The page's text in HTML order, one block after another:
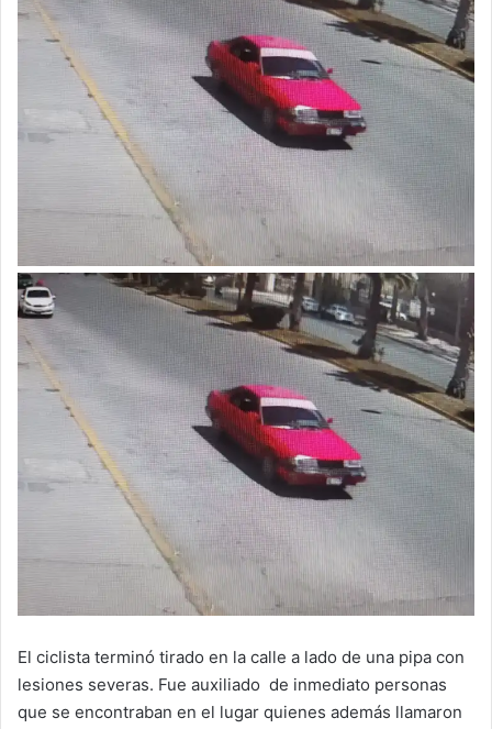
El ciclista terminó tirado en la calle a lado de una pipa con
lesiones severas. Fue auxiliado de inmediato personas
que se encontraban en el lugar quienes además llamaron